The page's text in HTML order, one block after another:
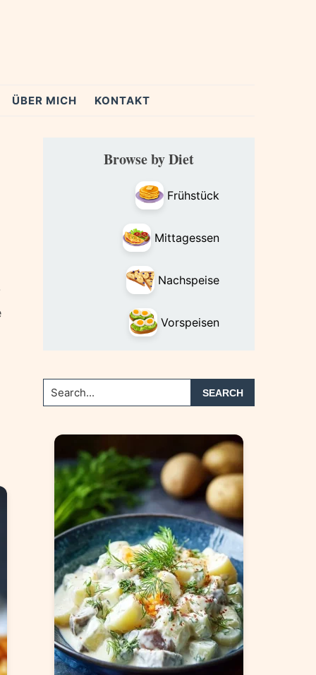
ÜBER MICH KONTAKT
Primary
SidebarBrowse by Diet
Frühstück
Mittagessen
Nachspeise
Vorspeisen
Search...